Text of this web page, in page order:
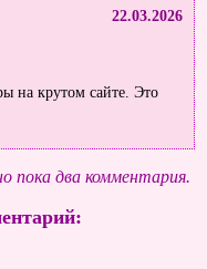
22.03.2026
на крутом сайте. Это
пока два комментария.